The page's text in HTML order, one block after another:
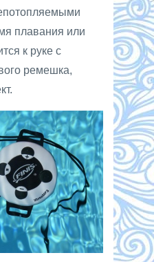
плавания или
к руке с
ремешка,